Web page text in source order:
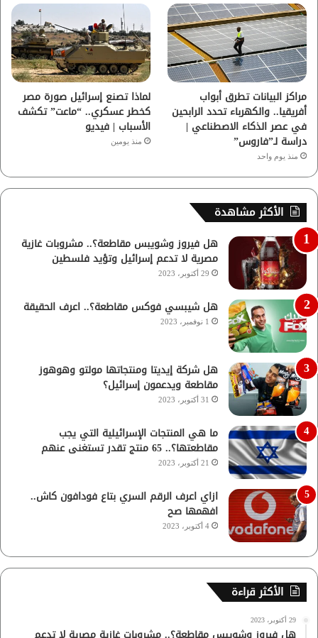
مراكز البيانات تطرق أبواب
أفريقيا.. والكهرباء تحدد الرابحين
في عصر الذكاء الاصطناعي |
دراسة لـ”فاروس”
منذ يوم واحد
لماذا تصنع إسرائيل صورة مصر
كخطر عسكري.. “ماعت” تكشف
الأسباب | فيديو
منذ يومين
الأكثر مشاهدة
هل فيروز وشويبس مقاطعة؟.. مشروبات غازية
مصرية لا تدعم إسرائيل وتؤيد فلسطين
29 أكتوبر، 2023
هل شيبسي فوكس مقاطعة؟.. اعرف الحقيقة
1 نوفمبر، 2023
هل شركة إيديتا ومنتجاتها مولتو وهوهوز
مقاطعة ويدعمون إسرائيل؟
31 أكتوبر، 2023
ما هي المنتجات الإسرائيلية التي يجب
مقاطعتها؟.. 65 منتج تقدر تستغنى عنهم
21 أكتوبر، 2023
ازاي اعرف الرقم السري بتاع فودافون كاش..
افهمها صح
4 أكتوبر، 2023
الأكثر قراءة
29 أكتوبر، 2023